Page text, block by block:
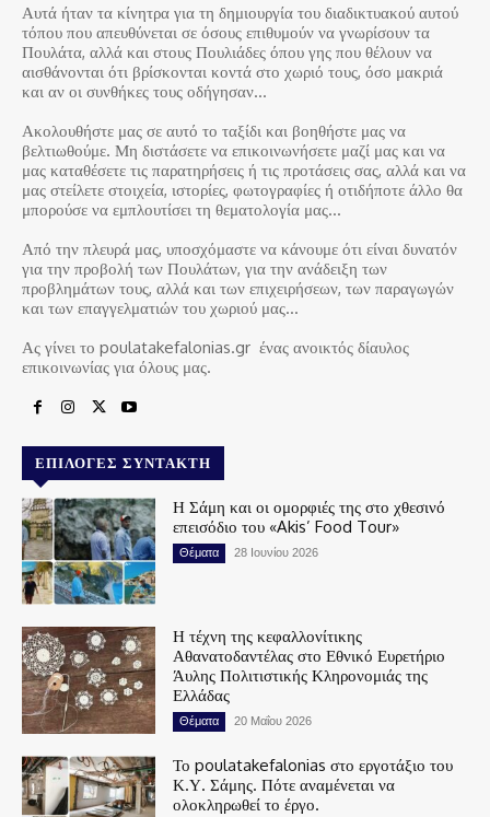
Αυτά ήταν τα κίνητρα για τη δημιουργία του διαδικτυακού αυτού
τόπου που απευθύνεται σε όσους επιθυμούν να γνωρίσουν τα
Πουλάτα, αλλά και στους Πουλιάδες όπου γης που θέλουν να
αισθάνονται ότι βρίσκονται κοντά στο χωριό τους, όσο μακριά
και αν οι συνθήκες τους οδήγησαν…
Ακολουθήστε μας σε αυτό το ταξίδι και βοηθήστε μας να
βελτιωθούμε. Μη διστάσετε να επικοινωνήσετε μαζί μας και να
μας καταθέσετε τις παρατηρήσεις ή τις προτάσεις σας, αλλά και να
μας στείλετε στοιχεία, ιστορίες, φωτογραφίες ή οτιδήποτε άλλο θα
μπορούσε να εμπλουτίσει τη θεματολογία μας…
Από την πλευρά μας, υποσχόμαστε να κάνουμε ότι είναι δυνατόν
για την προβολή των Πουλάτων, για την ανάδειξη των
προβλημάτων τους, αλλά και των επιχειρήσεων, των παραγωγών
και των επαγγελματιών του χωριού μας…
Ας γίνει το poulatakefalonias.gr ένας ανοικτός δίαυλος
επικοινωνίας για όλους μας.
ΕΠΙΛΟΓΈΣ ΣΥΝΤΆΚΤΗ
Η Σάμη και οι ομορφιές της στο χθεσινό
επεισόδιο του «Akis’ Food Tour»
Θέματα 28 Ιουνίου 2026
Η τέχνη της κεφαλλονίτικης
Αθανατοδαντέλας στο Εθνικό Ευρετήριο
Άυλης Πολιτιστικής Κληρονομιάς της
Ελλάδας
Θέματα 20 Μαΐου 2026
Το poulatakefalonias στο εργοτάξιο του
Κ.Υ. Σάμης. Πότε αναμένεται να
ολοκληρωθεί το έργο.